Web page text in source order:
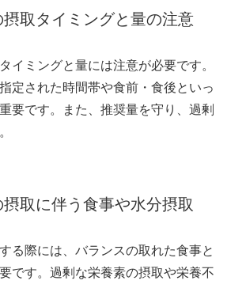
取タイミングと量の注意
イミングと量には注意が必要です。
定された時間帯や食前・食後といっ
要です。また、推奨量を守り、過剰
取に伴う食事や水分摂取
る際には、バランスの取れた食事と
です。過剰な栄養素の摂取や栄養不